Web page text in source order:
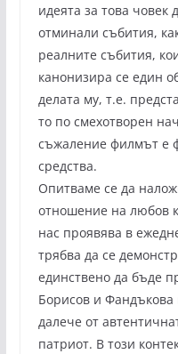
идеята за това човек
отминали събития,
реалните събития,
канонизира се един
делата му, т.е.
то по смехотворен
съжаление филмът е
средства.
Опитваме се да
отношение на любов
нас проявява в
трябва да се
единствено да бъде
Борисов и Фандъкова
далече от
патриот. В този